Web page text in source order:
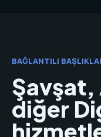
BAĞLANTILI
diğer